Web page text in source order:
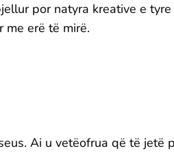
por natyra kreative e
me erë të mirë.
Ai u vetëofrua që të jetë